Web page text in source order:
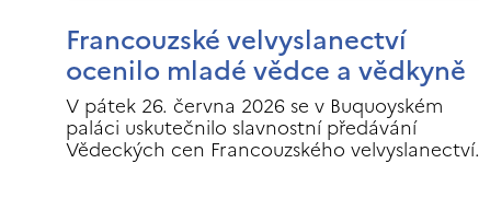
Francouzské velvyslanectví
ocenilo mladé vědce a vědkyně
V pátek 26. června 2026 se v Buquoyském
paláci uskutečnilo slavnostní předávání
Vědeckých cen Francouzského velvyslanectví.